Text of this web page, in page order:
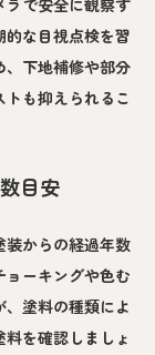
ラで安全に観察す
的な目視点検を習
、下地補修や部分
も抑えられるこ
目安
装からの経過年数
ーキングや色む
塗料の種類によ
を確認しましょ